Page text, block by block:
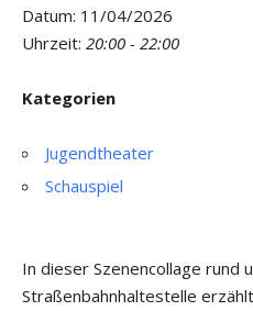
Datum: 11/04/2026
Uhrzeit: 20:00 - 22:00
Kategorien
Jugendtheater
Schauspiel
In dieser Szenencollage rund
Straßenbahnhaltestelle